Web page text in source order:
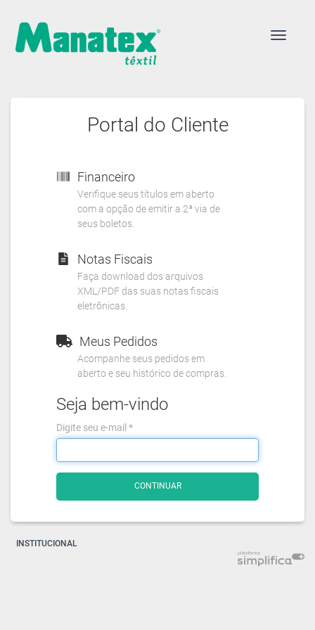
Portal do Cliente
Financeiro
Verifique seus títulos em aberto
com a opção de emitir a 2ª via de
seus boletos.
Notas Fiscais
Faça download dos arquivos
XML/PDF das suas notas fiscais
eletrônicas.
Meus Pedidos
Acompanhe seus pedidos em
aberto e seu histórico de compras.
Seja bem-vindo
Digite seu e-mail *
CONTINUAR
INSTITUCIONAL